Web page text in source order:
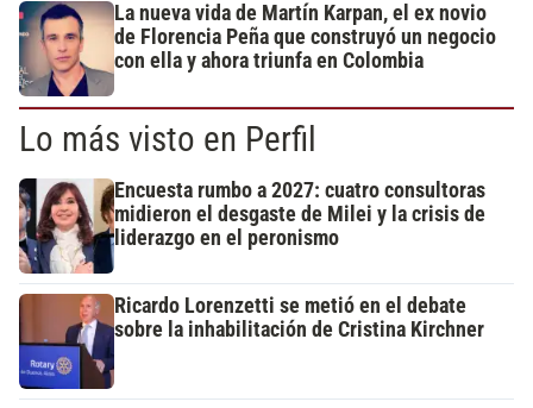
La nueva vida de Martín Karpan, el ex novio
de Florencia Peña que construyó un negocio
con ella y ahora triunfa en Colombia
Lo más visto en Perfil
Encuesta rumbo a 2027: cuatro consultoras
midieron el desgaste de Milei y la crisis de
liderazgo en el peronismo
Ricardo Lorenzetti se metió en el debate
sobre la inhabilitación de Cristina Kirchner